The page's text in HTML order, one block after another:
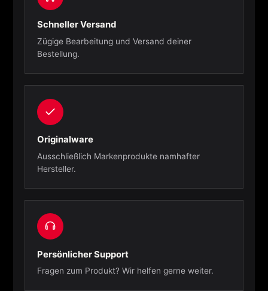
Schneller Versand
Zügige Bearbeitung und Versand deiner
Bestellung.
Originalware
Ausschließlich Markenprodukte namhafter
Hersteller.
Persönlicher Support
Fragen zum Produkt? Wir helfen gerne weiter.